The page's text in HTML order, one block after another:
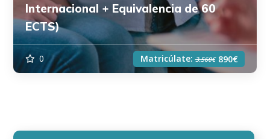
Internacional + Equivalencia de 60
ECTS)
0 Matricúlate:3.560€ 890€